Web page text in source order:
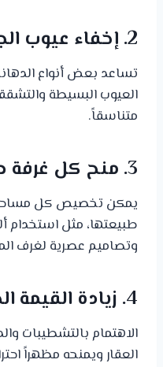
2. إخفاء عيوب الجدران
تساعد بعض أنواع
العيوب البسيطة
متناسقاً.
3. منح كل غرفة طابعاً خاصاً
يمكن تخصيص كل
طبيعتها، مثل استخدام
وتصاميم عصرية لغرف
4. زيادة القيمة الجمالية للعقار
الاهتمام بالتشطيبات
العقار ويمنحه مظهراً